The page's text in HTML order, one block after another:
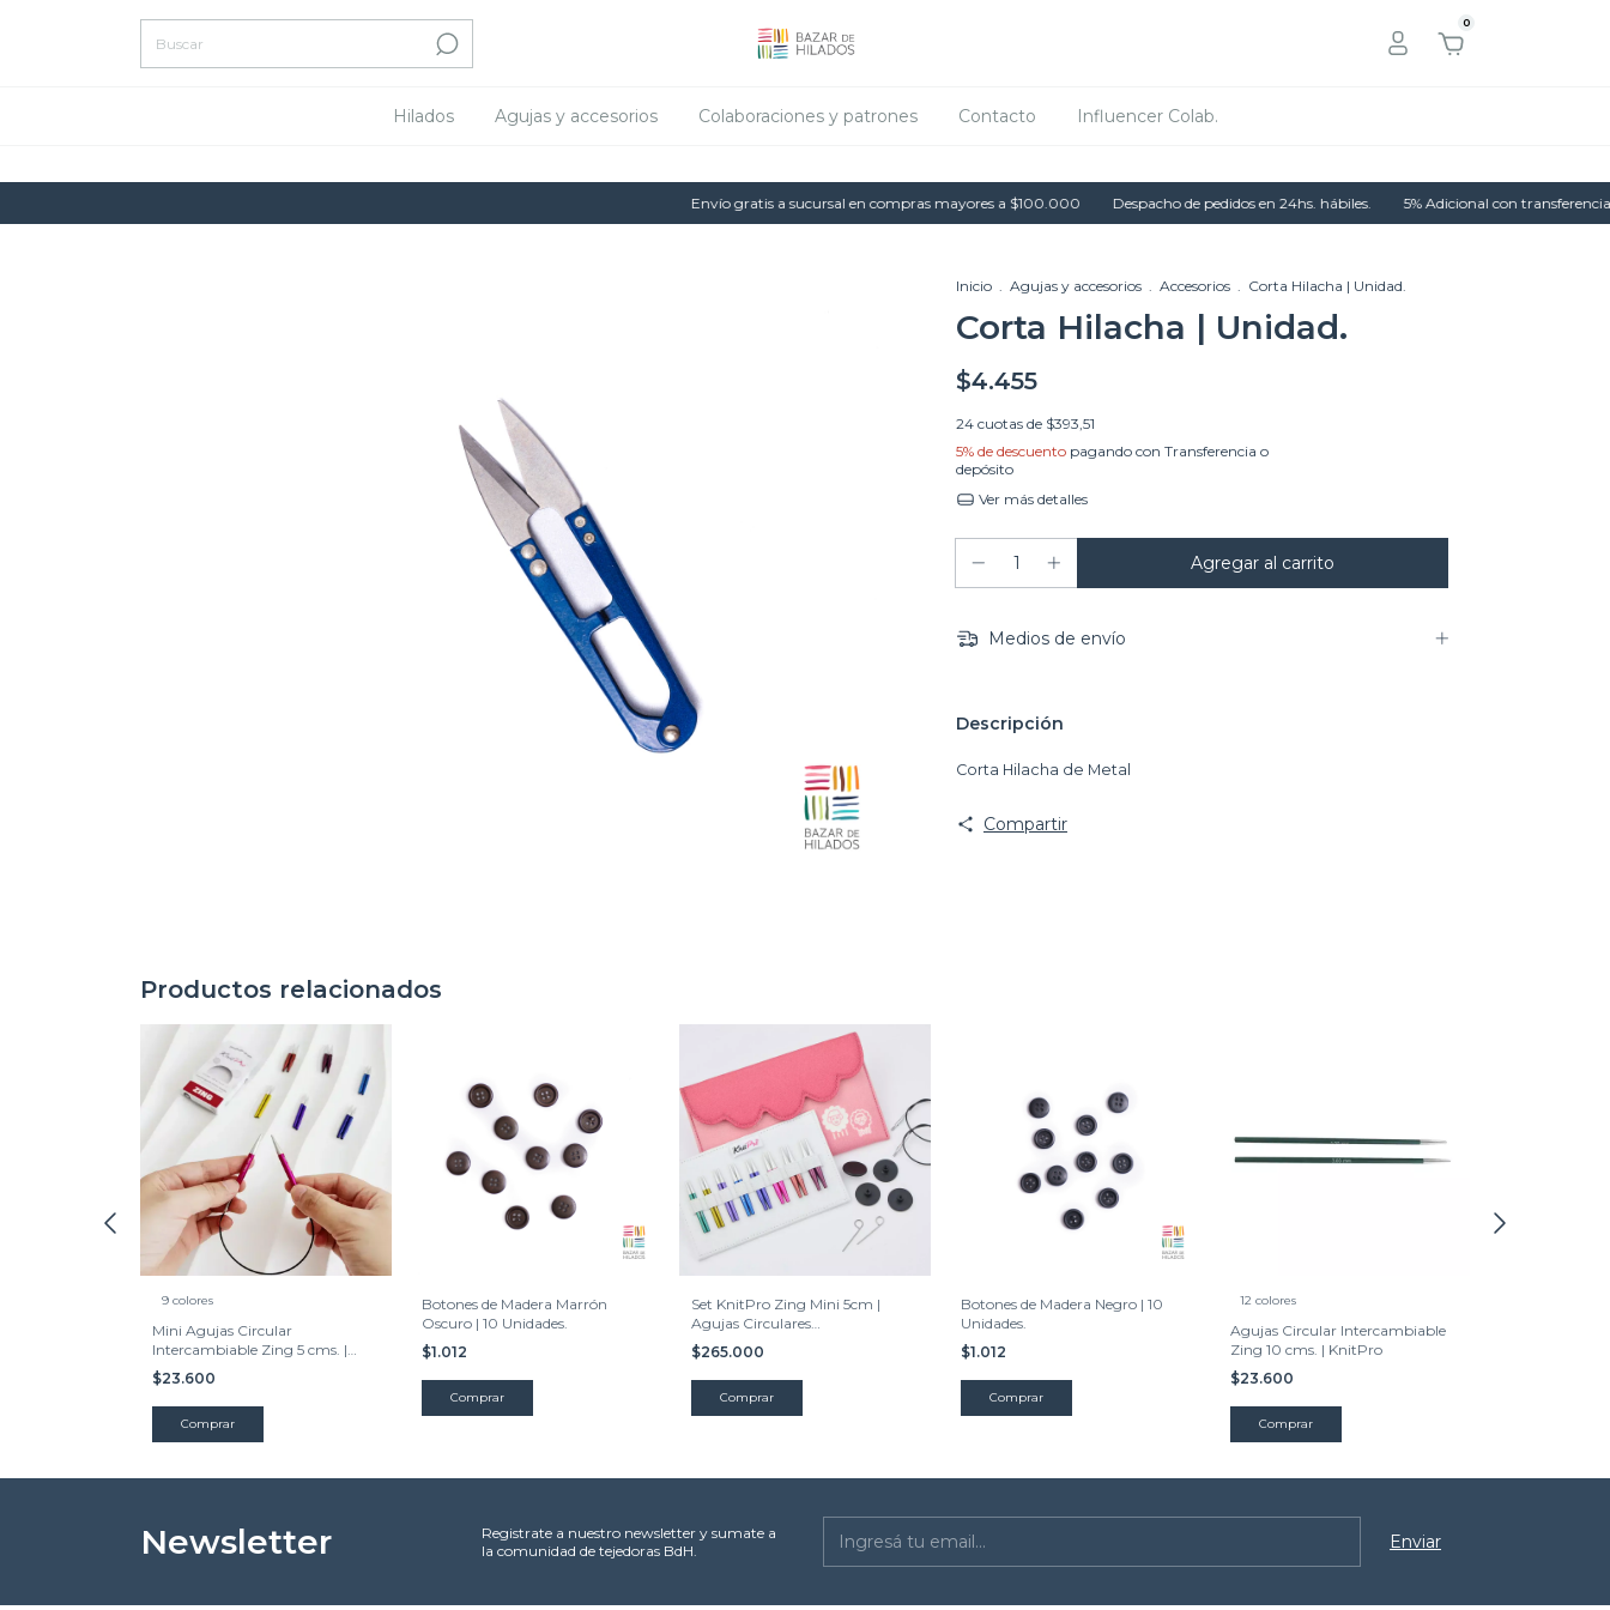
0
Hilados Agujas y accesorios Colaboraciones y patrones Contacto Influencer Colab.
Envío gratis a sucursal en compras mayores a $100.000 Despacho de pedidos en 24hs. hábiles. 5% Adicional con transferencia.
Inicio . Agujas y accesorios . Accesorios . Corta Hilacha | Unidad.
Corta Hilacha | Unidad.
$4.455
24 cuotas de $393,51
5% de descuento pagando con Transferencia o
depósito
Ver más detalles
Medios de envío
Descripción
Corta Hilacha de Metal
Compartir
Productos relacionados
9 colores
Mini Agujas Circular
Intercambiable Zing 5 cms. |
KnitPro
$23.600
Comprar
Botones de Madera Marrón
Oscuro | 10 Unidades.
$1.012
Comprar
Set KnitPro Zing Mini 5cm |
Agujas Circulares
Intercambiables 5 cms.
$265.000
Botones de Madera Negro | 10
Unidades.
$1.012
Comprar
12 colores
Agujas Circular Intercambiable
Zing 10 cms. | KnitPro
$23.600
Comprar
Newsletter
Registrate a nuestro newsletter y sumate a
la comunidad de tejedoras BdH.